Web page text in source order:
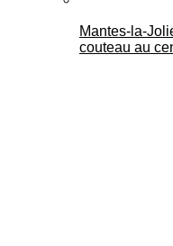
Mantes-la-
couteau au